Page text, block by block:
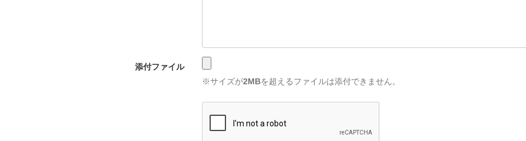
添付ファイル
※サイズが2MBを超えるファイルは添付できません。